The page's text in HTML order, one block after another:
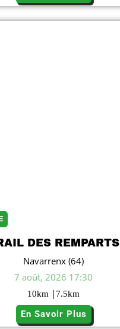
DES REMPARTS
Navarrenx (64)
7 août, 2026 17:30
10km | 7.5km
En Savoir Plus